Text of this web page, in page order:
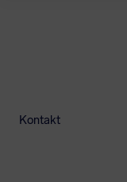
Kontakt